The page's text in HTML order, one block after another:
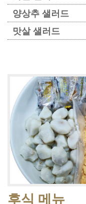
양상추 샐러드
맛살 샐러드
후식 메뉴